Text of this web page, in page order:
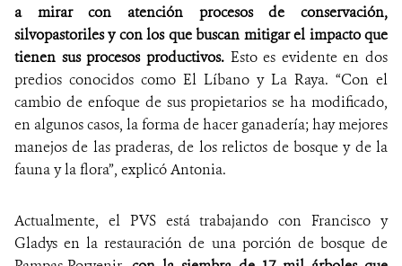
a mirar con atención procesos de conservación,
silvopastoriles y con los que buscan mitigar el impacto que
tienen sus procesos productivos.Esto es evidente en dos
predios conocidos como El Líbano y La Raya. “Con el
cambio de enfoque de sus propietarios se ha modificado,
en algunos casos, la forma de hacer ganadería; hay mejores
manejos de las praderas, de los relictos de bosque y de la
fauna y la flora”, explicó Antonia.
Actualmente, el PVS está trabajando con Francisco y
Gladys en la restauración de una porción de bosque de